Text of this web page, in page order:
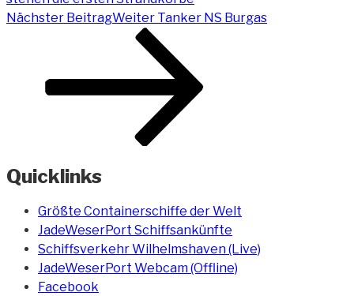
Nächster BeitragWeiter Tanker NS Burgas
Quicklinks
Größte Containerschiffe der Welt
JadeWeserPort Schiffsankünfte
Schiffsverkehr Wilhelmshaven (Live)
JadeWeserPort Webcam (Offline)
Facebook